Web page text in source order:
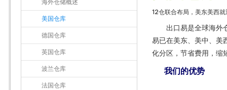
海外仓储概述
美国仓库
德国仓库
英国仓库
波兰仓库
法国仓库
12仓联合布局，美东美西就
出口易是全球海外
易已在美东、美中、美
化分区，节省费用，缩
我们的优势